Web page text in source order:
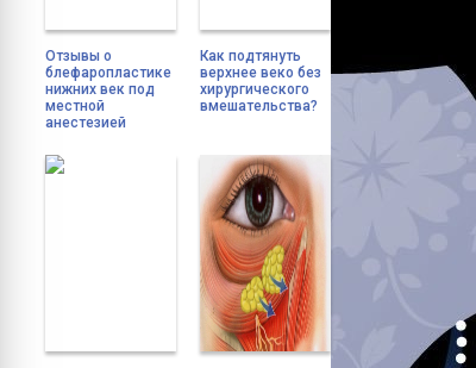
Отзывы о
блефаропластике
нижних век под
местной
анестезией
Как подтянуть
верхнее веко без
хирургического
вмешательства?